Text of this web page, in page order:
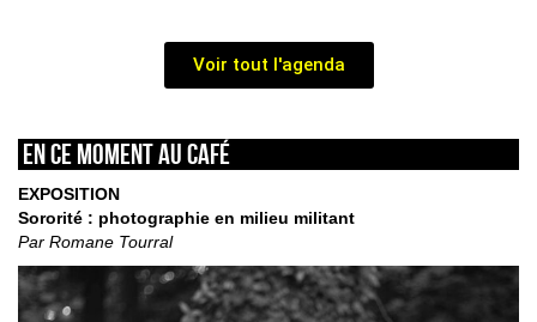
Voir tout l'agenda
En ce moment au café
EXPOSITION
Sororité : photographie en milieu militant
Par Romane Tourral